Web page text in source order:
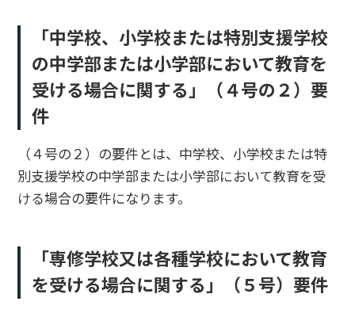
「中学校、小学校または特別支援学校
の中学部または小学部において教育を
受ける場合に関する」（４号の２）要
件
（４号の２）の要件とは、中学校、小学校または特
別支援学校の中学部または小学部において教育を受
ける場合の要件になります。
「専修学校又は各種学校において教育
を受ける場合に関する」（５号）要件